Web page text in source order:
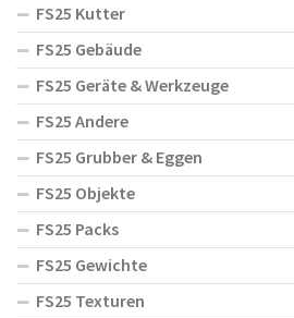
FS25 Kutter
FS25 Gebäude
FS25 Geräte & Werkzeuge
FS25 Andere
FS25 Grubber & Eggen
FS25 Objekte
FS25 Packs
FS25 Gewichte
FS25 Texturen